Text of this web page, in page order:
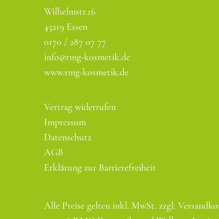
Wilhelmstr.16
45219 Essen
0170 / 287 07 77
info@rmg-kosmetik.de
www.rmg-kosmetik.de
Vertrag widerrufen
Impressum
Datenschutz
AGB
Erklärung zur Barrierefreiheit
Alle Preise gelten inkl. MwSt. zzgl.